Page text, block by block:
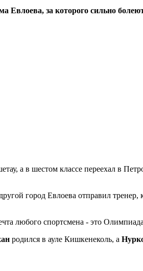
Евлоева, за которого сильно
а в шестом классе переехал в
город Евлоева отправил тренер,
любого спортсмена - это
родился в ауле Кишкенеколь, а